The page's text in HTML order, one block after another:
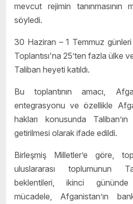
mevcut rejimin tanınmasının
söyledi.
30 Haziran – 1 Temmuz
Toplantısı'na 25’ten fazla ülke
Taliban heyeti katıldı.
Bu toplantının amacı,
entegrasyonu ve özellikle
hakları konusunda
getirilmesi olarak ifade edildi.
Birleşmiş Milletler’e göre,
uluslararası toplumunun
beklentileri, ikinci
mücadele, Afganistan’ın